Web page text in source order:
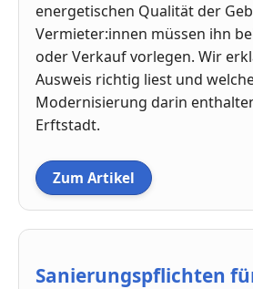
energetischen Qualität der
Vermieter:innen müssen ihn
oder Verkauf vorlegen. Wir
Ausweis richtig liest und
Modernisierung darin
Erftstadt.
Zum Artikel
Sanierungspflichten